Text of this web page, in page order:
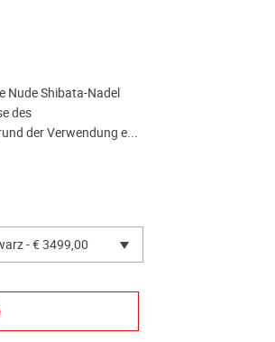
Nude Shibata-Nadel
des
der Verwendung e...
- € 3499,00